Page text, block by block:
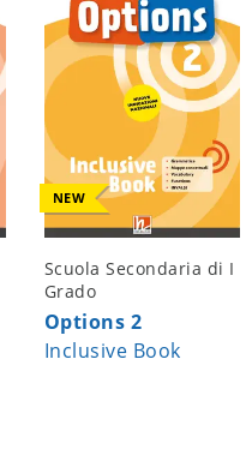
NEW
Scuola Secondaria di I
Grado
Options 2
Inclusive Book